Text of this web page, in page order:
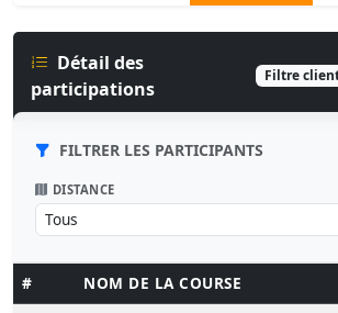
Détail des
participations
Filtre
FILTRER LES PARTICIPANTS
DISTANCE
# NOM DE LA COURSE